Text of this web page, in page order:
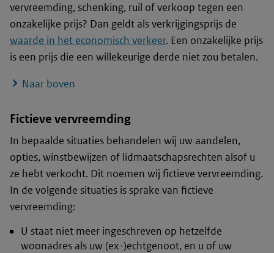
vervreemding, schenking, ruil of verkoop tegen een
onzakelijke prijs? Dan geldt als verkrijgingsprijs de
waarde in het economisch verkeer. Een onzakelijke prijs
is een prijs die een willekeurige derde niet zou betalen.
Naar boven
Fictieve vervreemding
In bepaalde situaties behandelen wij uw aandelen,
opties, winstbewijzen of lidmaatschapsrechten alsof u
ze hebt verkocht. Dit noemen wij fictieve vervreemding.
In de volgende situaties is sprake van fictieve
vervreemding:
U staat niet meer ingeschreven op hetzelfde
woonadres als uw (ex-)echtgenoot, en u of uw